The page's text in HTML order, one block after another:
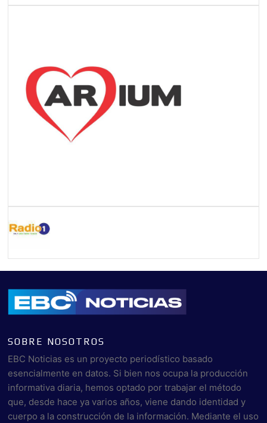
SOBRE NOSOTROS
EBC Noticias es un proyecto periodístico basado
esencialmente en datos. Si bien nos ocupa la producción
informativa diaria, hemos optado por trabajar el método
que, desde hace ya varios años, viene dando identidad y
cuerpo a la construcción de la información. Mediante el uso